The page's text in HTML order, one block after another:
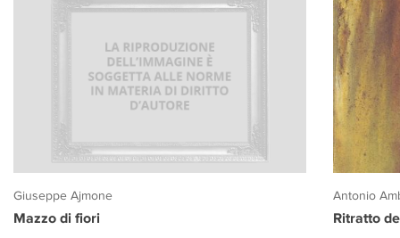
Giuseppe Ajmone
Mazzo di fiori
Antonio
Ritratto